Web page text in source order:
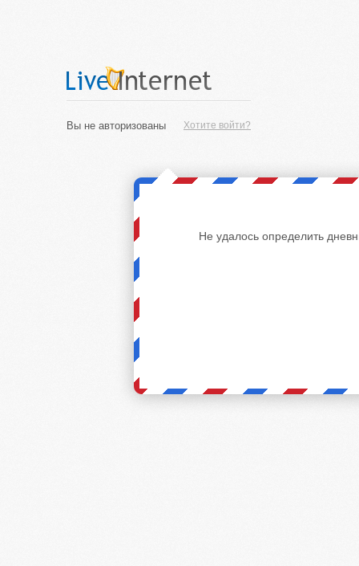
Хотите войти?
Вы не авторизованы
Не удалось определить